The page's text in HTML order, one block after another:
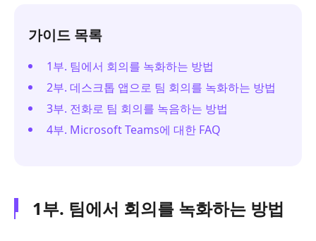
가이드 목록
1부. 팀에서 회의를 녹화하는 방법
2부. 데스크톱 앱으로 팀 회의를 녹화하는 방법
3부. 전화로 팀 회의를 녹음하는 방법
4부. Microsoft Teams에 대한 FAQ
1부. 팀에서 회의를 녹화하는 방법